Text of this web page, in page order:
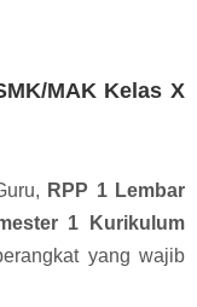
MAK Kelas X
RPP 1 Lembar
1 Kurikulum
yang wajib